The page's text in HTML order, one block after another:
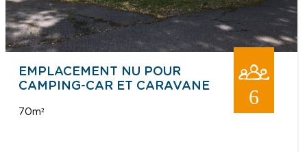
EMPLACEMENT NU POUR
CAMPING-CAR ET CARAVANE
70m²
6